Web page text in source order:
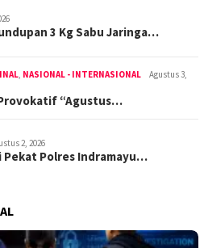
3 Kg Sabu Jaringa…
, NASIONAL - INTERNASIONAL
Agustus 3,
“Agustus…
2, 2026
Pekat Polres Indramayu…